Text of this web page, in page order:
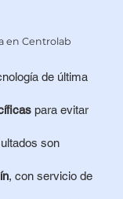
en Centrolab
de última
para evitar
son
, con servicio de